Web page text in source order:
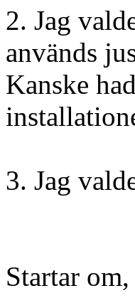
2. Jag
används
Kanske
3. Jag
Startar